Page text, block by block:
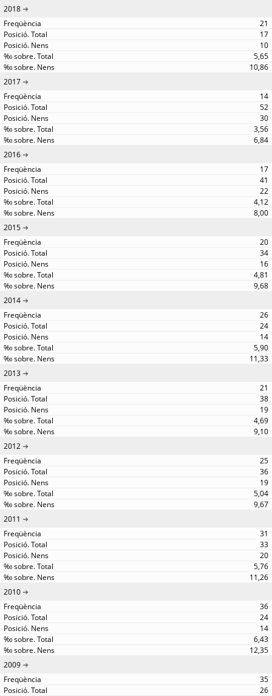
2018
21
17
10
5,65
10,86
2017
14
52
30
3,56
6,84
2016
17
41
22
4,12
8,00
2015
20
34
16
4,81
9,68
2014
26
24
14
5,90
11,33
2013
21
38
19
4,69
9,10
2012
25
36
19
5,04
9,67
2011
31
33
20
5,76
11,26
2010
36
24
14
6,43
12,35
2009
35
26